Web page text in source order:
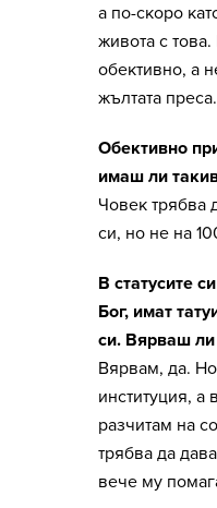
а по-скоро
живота с
обективно, а
жълтата преса.
Обективно
имаш ли
Човек трябва
си, но не на
В статусите
Бог, имат
си. Вярваш ли
Вярвам, да.
институция, а
разчитам на
трябва да
вече му